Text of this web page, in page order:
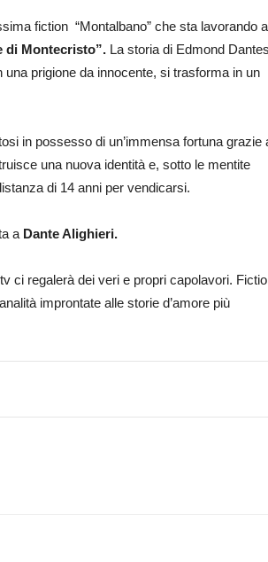
fiction “Montalbano” che sta lavorando a
di Montecristo”. La storia di Edmond Dantes
prigione da innocente, si trasforma in un
in possesso di un’immensa fortuna grazie
una nuova identità e, sotto le mentite
di 14 anni per vendicarsi.
a Dante Alighieri.
ci regalerà dei veri e propri capolavori.
improntate alle storie d’amore più